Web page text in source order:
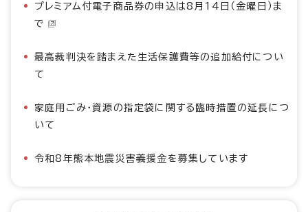
プレミアム付電子商品券の申込は8月14日（金曜日）ま
で
最高裁判決を踏まえた生活保護費等の追加給付につい
て
家庭用ごみ・資源の指定袋に関する臨時措置の延長につ
いて
令和8年熊本地震災害義援金を募集しています